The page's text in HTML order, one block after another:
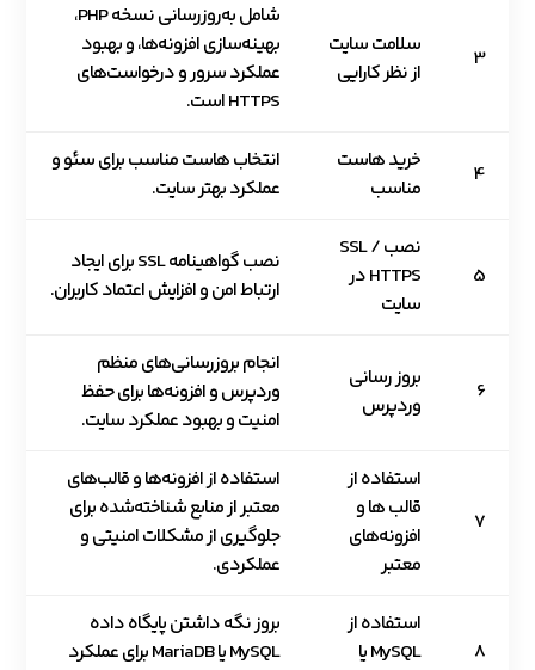
3
سلامت سایت
از نظر کارایی
شامل به‌روزرسانی نسخه PHP،
بهینه‌سازی افزونه‌ها، و بهبود
عملکرد سرور و درخواست‌های
HTTPS است.
4
خرید هاست
مناسب
انتخاب هاست مناسب برای سئو و
عملکرد بهتر سایت.
5
نصب SSL /
HTTPS در
سایت
نصب گواهینامه SSL برای ایجاد
ارتباط امن و افزایش اعتماد کاربران.
6
بروز رسانی
وردپرس
انجام بروزرسانی‌های منظم
وردپرس و افزونه‌ها برای حفظ
امنیت و بهبود عملکرد سایت.
7
استفاده از
قالب ها و
افزونه‌های
معتبر
استفاده از افزونه‌ها و قالب‌های
معتبر از منابع شناخته‌شده برای
جلوگیری از مشکلات امنیتی و
عملکردی.
8
استفاده از
MySQL یا
بروز نگه داشتن پایگاه داده
MySQL یا MariaDB برای عملکرد